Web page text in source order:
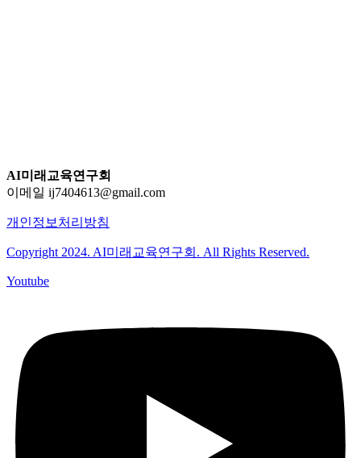
AI미래교육연구회
이메일 ij7404613@gmail.com
개인정보처리방침
Copyright 2024. AI미래교육연구회. All Rights Reserved.
Youtube